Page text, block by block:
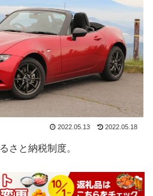
2022.05.13 2022.05.18
さと納税制度。